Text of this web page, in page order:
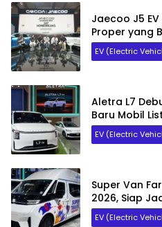
Jaecoo J5
Proper yang
EV (Electric
Aletra L7
Baru Mobil
EV (Electric
Super Van
2026, Siap
EV (Electric